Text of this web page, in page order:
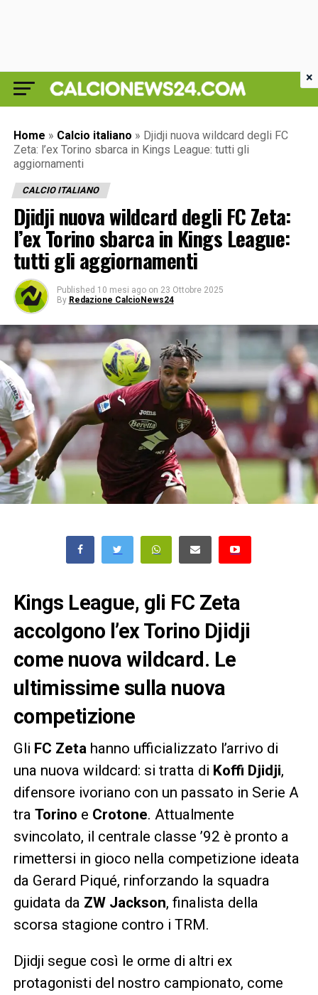
Home » Calcio italiano » Djidji nuova wildcard degli FC
Zeta: l’ex Torino sbarca in Kings League: tutti gli
aggiornamenti
CALCIO ITALIANO
Djidji nuova wildcard degli FC Zeta:
l’ex Torino sbarca in Kings League:
tutti gli aggiornamenti
Published 10 mesi ago on 23 Ottobre 2025
By Redazione CalcioNews24
Kings League, gli FC Zeta
accolgono l’ex Torino Djidji
come nuova wildcard. Le
ultimissime sulla nuova
competizione
Gli FC Zeta hanno ufficializzato l’arrivo di
una nuova wildcard: si tratta di Koffi Djidji,
difensore ivoriano con un passato in Serie A
tra Torino e Crotone. Attualmente
svincolato, il centrale classe ’92 è pronto a
rimettersi in gioco nella competizione ideata
da Gerard Piqué, rinforzando la squadra
guidata da ZW Jackson, finalista della
scorsa stagione contro i TRM.
Djidji segue così le orme di altri ex
protagonisti del nostro campionato, come
×